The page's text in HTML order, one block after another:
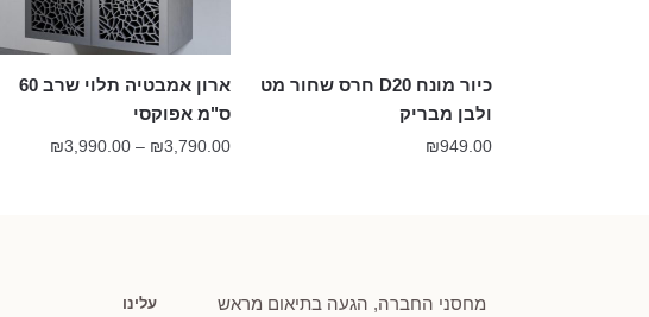
כיור מונח D20 חרס שחור מט
ולבן מבריק
₪949.00
ארון אמבטיה תלוי שרב 60
ס"מ אפוקסי
₪3,790.00
–
₪3,990.00
טווח
מחסני החברה, הגעה בתיאום מראש
עלינו